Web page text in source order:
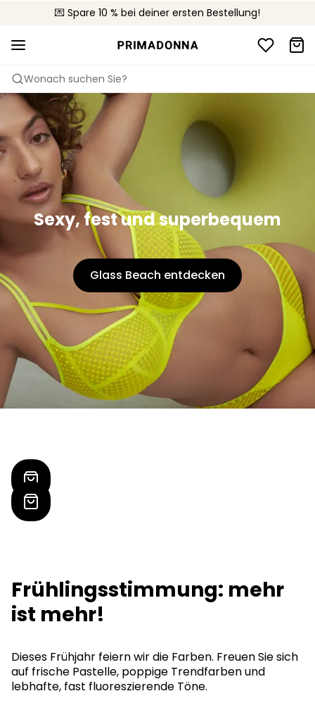
💌 Spare 10 % bei deiner ersten Bestellung!
🚚 Kostenloser Versand bei Bestellungen über 90 €
📦 Kostenlose Rücksendungen
Wonach suchen Sie?
Sexy, fest und superbequem
Glass Beach entdecken
Frühlingsstimmung: mehr
ist mehr!
Dieses Frühjahr feiern wir die Farben. Freuen Sie sich
auf frische Pastelle, poppige Trendfarben und
lebhafte, fast fluoreszierende Töne.